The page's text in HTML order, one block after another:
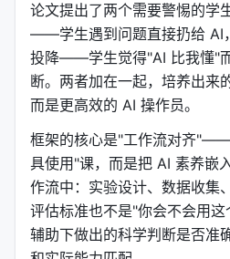
论文提出了两个需要警惕的学
——学生遇到问题直接扔给 AI
投降——学生觉得"AI 比我懂"
断。两者加在一起，培养出来
而是更高效的 AI 操作员。
框架的核心是"工作流对齐
具使用"课，而是把 AI 素养嵌
作流中：实验设计、数据收集
评估标准也不是"你会不会用
辅助下做出的科学判断是否准